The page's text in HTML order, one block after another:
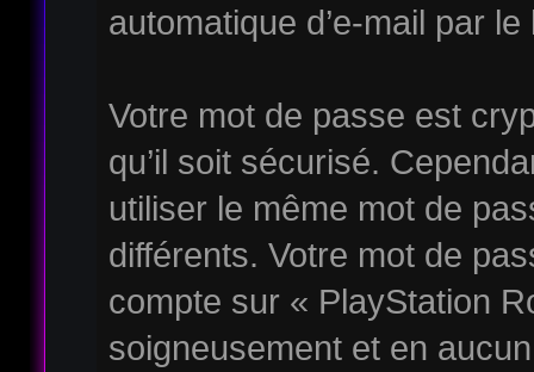
automatique d’e-mail par
Votre mot de passe est
qu’il soit sécurisé.
utiliser le même mot de
différents. Votre mot de
compte sur « PlayStation
soigneusement et en